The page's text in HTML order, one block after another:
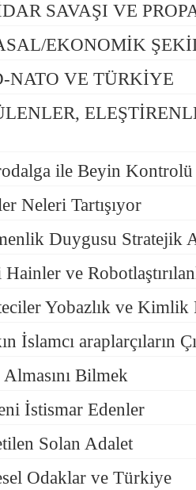
SAVAŞI VE
EKONOMİK
NATO VE TÜRKİYE
ile Beyin Kontrolü
Neleri Tartışıyor
Duygusu Stratejik
Hainler ve
Yobazlık ve Kimlik
İslamcı araplarçıların
Bilmek
İstismar Edenler
Solan Adalet
Odaklar ve Türkiye